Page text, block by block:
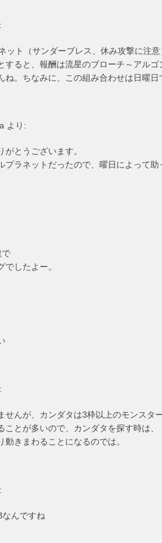
ット（サンダーブレス、休み攻撃に注
すると、報酬は流星のブローチ～アル
ね。ちなみに、この組み合わせは日曜日
より:
がとうございます。
プラネットだったので、曜日によって
で
したよー。
せんが、カンダタは3枠以上のモンスタ
ことが多いので、カンダタを探す時は、
動きまわることになるのでは。
んですね